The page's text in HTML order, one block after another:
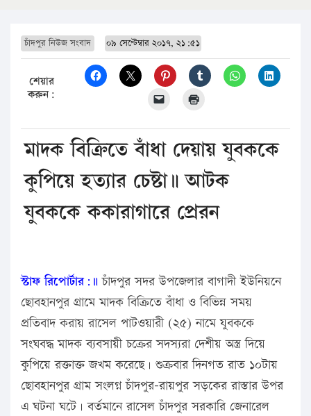
চাঁদপুর নিউজ সংবাদ ০৯ সেপ্টেম্বার ২০১৭, ২১:৫১
শেয়ার
করুন:
মাদক বিক্রিতে বাঁধা দেয়ায় যুবককে
কুপিয়ে হত্যার চেষ্টা॥ আটক
যুবককে ককারাগারে প্রেরন
স্টাফ রিপোর্টার:॥ চাঁদপুর সদর উপজেলার বাগাদী ইউনিয়নে
ছোবহানপুর গ্রামে মাদক বিক্রিতে বাঁধা ও বিভিন্ন সময়
প্রতিবাদ করায় রাসেল পাটওয়ারী (২৫) নামে যুবককে
সংঘবদ্ধ মাদক ব্যবসায়ী চক্রের সদস্যরা দেশীয় অস্ত্র দিয়ে
কুপিয়ে রক্তাক্ত জখম করেছে। শুক্রবার দিনগত রাত ১০টায়
ছোবহানপুর গ্রাম সংলগ্ন চাঁদপুর-রায়পুর সড়কের রাস্তার উপর
এ ঘটনা ঘটে। বর্তমানে রাসেল চাঁদপুর সরকারি জেনারেল